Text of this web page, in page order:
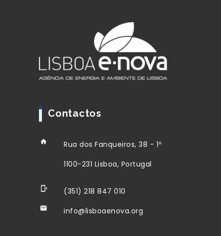
Contactos
Rua dos Fanqueiros, 38 - 1º
1100-231 Lisboa, Portugal
(351) 218 847 010
info@lisboaenova.org